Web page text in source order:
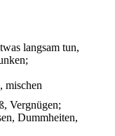
langsam tun,
mischen
Vergnügen;
Dummheiten,